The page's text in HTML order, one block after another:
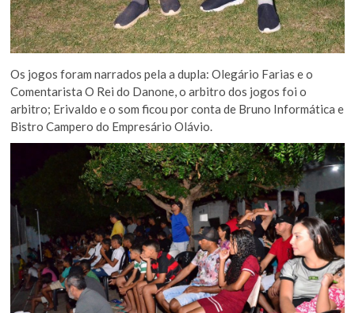
Os jogos foram narrados pela a dupla: Olegário Farias e o
Comentarista O Rei do Danone, o arbitro dos jogos foi o
arbitro; Erivaldo e o som ficou por conta de Bruno Informática e
Bistro Campero do Empresário Olávio.